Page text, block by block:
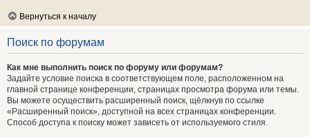
Вернуться к началу
Поиск по форумам
Как мне выполнить поиск по форуму или форумам?
Задайте условие поиска в соответствующем поле, расположенном на
главной странице конференции, страницах просмотра форума или темы.
Вы можете осуществить расширенный поиск, щёлкнув по ссылке
«Расширенный поиск», доступной на всех страницах конференции.
Способ доступа к поиску может зависеть от используемого стиля.